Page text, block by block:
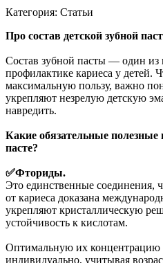
Категория: Статьи
Про состав детской зубной
Состав зубной пасты — один из
профилактике кариеса у детей.
максимальную пользу, важно
укрепляют незрелую детскую
навредить.
Какие обязательные
пасте?
✅Фториды.
Это единственные соединения,
от кариеса доказана
укрепляют кристаллическую
устойчивость к кислотам.
Оптимальную их концентрацию
индивидуально, учитывая